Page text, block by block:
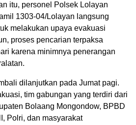
itu, personel Polsek Lolayan
1303-04/Lolayan langsung
melakukan upaya evakuasi
proses pencarian terpaksa
karena minimnya penerangan
dilanjutkan pada Jumat pagi.
tim gabungan yang terdiri dari
Bolaang Mongondow, BPBD
Polri, dan masyarakat